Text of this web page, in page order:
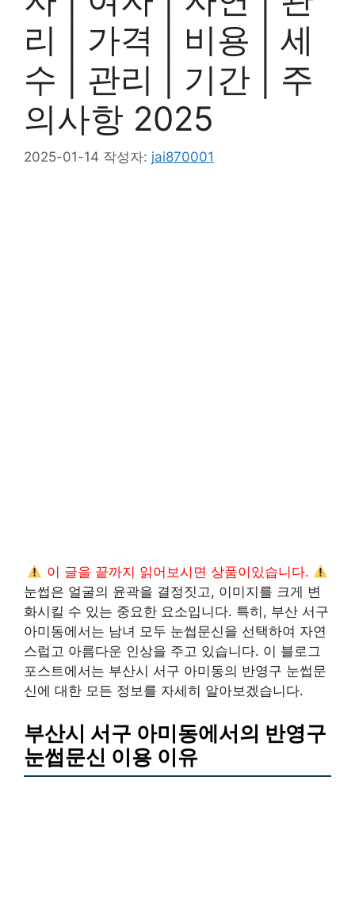
리 | 가격 | 비용 | 세
수 | 관리 | 기간 | 주
의사항 2025
2025-01-14 작성자: jai870001
이 글을 끝까지 읽어보시면 상품이있습니다.
눈썹은 얼굴의 윤곽을 결정짓고, 이미지를 크게 변
화시킬 수 있는 중요한 요소입니다. 특히, 부산 서구
아미동에서는 남녀 모두 눈썹문신을 선택하여 자연
스럽고 아름다운 인상을 주고 있습니다. 이 블로그
포스트에서는 부산시 서구 아미동의 반영구 눈썹문
신에 대한 모든 정보를 자세히 알아보겠습니다.
부산시 서구 아미동에서의 반영구
눈썹문신 이용 이유